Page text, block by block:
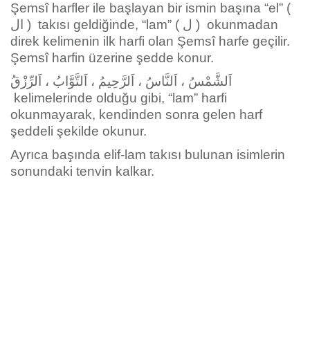
Şemsî harfler ile başlayan bir ismin başına “el” (
ال ) takısı geldiğinde, “lam” ( ل ) okunmadan
direk kelimenin ilk harfi olan Şemsî harfe geçilir.
Şemsî harfin üzerine şedde konur.
اَلشَّمْسُ ، اَلنَّاسُ ، اَلرَّحِيمُ ، اَلتَّوَّابُ ، اَلرِّزْقُ
kelimelerinde olduğu gibi, “lam” harfi
okunmayarak, kendinden sonra gelen harf
şeddeli şekilde okunur.
Ayrıca başında elif-lam takısı bulunan isimlerin
sonundaki tenvin kalkar.